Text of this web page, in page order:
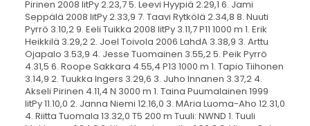
Pirinen 2008 IitPy 2.23,7 5. Leevi Hyypiä 2.29,1 6. Jami
Seppälä 2008 IitPy 2.33,9 7. Taavi Rytkölä 2.34,8 8. Nuuti
Pyrrö 3.10,2 9. Eeli Tuikka 2008 IitPy 3.11,7 P11 1000 m 1. Erik
Heikkilä 3.29,2 2. Joel Toivola 2006 LahdA 3.38,9 3. Arttu
Ojapalo 3.53,9 4. Jesse Tuomainen 3.55,2 5. Peik Pyrrö
4.31,5 6. Roope Sakkara 4.55,4 P13 1000 m 1. Tapio Tiihonen
3.14,9 2. Tuukka Ingers 3.29,6 3. Juho Innanen 3.37,2 4.
Akseli Pirinen 4.11,4 N 3000 m 1. Taina Puumalainen 1999
IitPy 11.10,0 2. Janna Niemi 12.16,0 3. MAria Luoma-Aho 12.31,0
4. Riitta Tuomala 13.32,0 T5 200 m Tuuli: NWND 1. Tuuli